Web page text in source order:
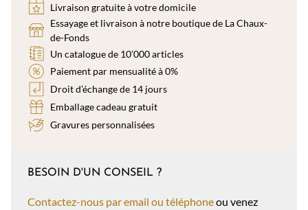
Livraison gratuite à votre domicile
Essayage et livraison à notre boutique de La Chaux-
de-Fonds
Un catalogue de 10’000 articles
Paiement par mensualité à 0%
Droit d’échange de 14 jours
Emballage cadeau gratuit
Gravures personnalisées
BESOIN D'UN CONSEIL ?
Contactez-nous par email ou téléphoneou venez